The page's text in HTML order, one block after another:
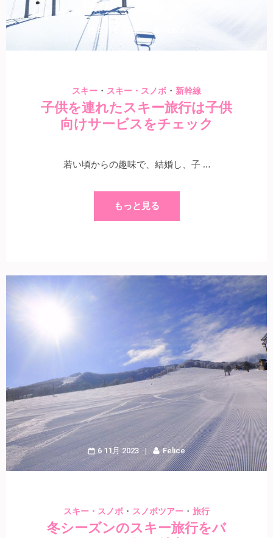
9 11月 2023
スキー ・ スキー・スノボ ・ 新幹線
子供を連れたスキー旅行は子供
向けサービスをチェック
若い頃からの趣味で、結婚し、子 …
もっと見る
6 11月 2023 Felice
スキー・スノボ ・ スノボツアー ・ 旅行
冬シーズンのスキー旅行をバ